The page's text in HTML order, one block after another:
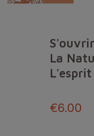
La
L'esprit
€6.00